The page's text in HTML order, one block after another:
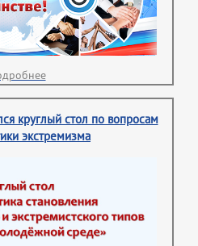
круглый стол по вопросам
экстремизма